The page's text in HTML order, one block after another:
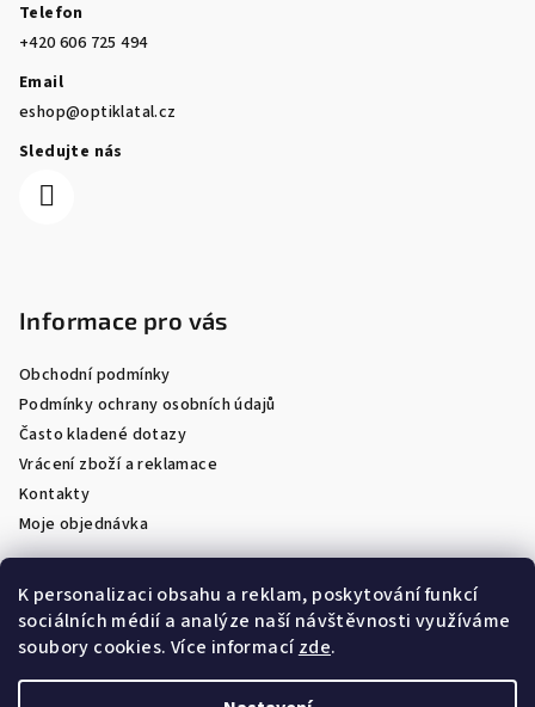
K personalizaci obsahu a reklam, poskytování funkcí
sociálních médií a analýze naší návštěvnosti využíváme
soubory cookies. Více informacízde.
Telefon
+420 606 725 494
Email
eshop@optiklatal.cz
Sledujte nás
Informace pro vás
Obchodní podmínky
Podmínky ochrany osobních údajů
Často kladené dotazy
Vrácení zboží a reklamace
Kontakty
Moje objednávka
Facebook